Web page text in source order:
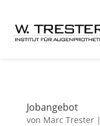
Jobangebot
von Marc Trester|